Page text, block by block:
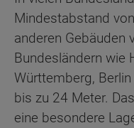
Mindestabstand
anderen Gebäuden
Bundesländern wie
Württemberg,
bis zu 24 Meter.
eine besondere